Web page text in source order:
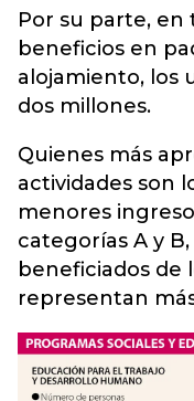
Por su parte, en
beneficios en
alojamiento, los
dos millones.
Quienes más
actividades son
menores
categorías A y
beneficiados de
representan